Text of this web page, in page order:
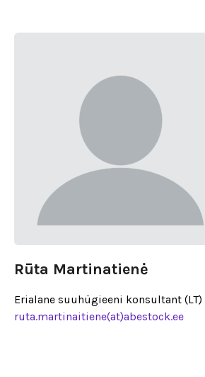
Rūta Martinatienė
Erialane suuhügieeni konsultant (LT)
ruta.martinaitiene(at)abestock.ee